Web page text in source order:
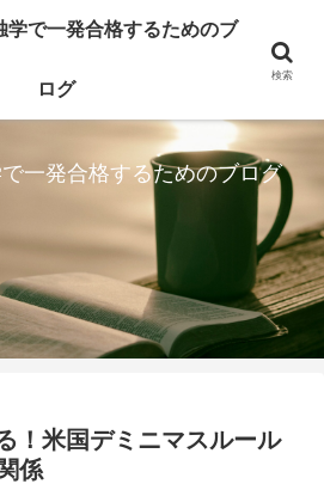
一発合格するためのブログ
！米国デミニマスルール
係
学で一発合格するためのブ
ログ
検索